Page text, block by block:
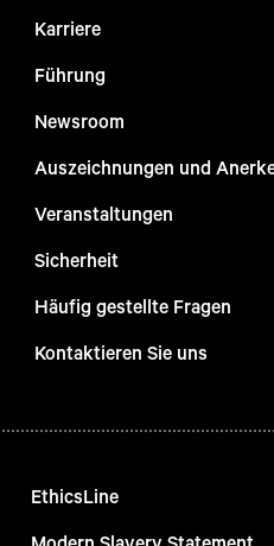
Karriere
Führung
Newsroom
Auszeichnungen und
Veranstaltungen
Sicherheit
Häufig gestellte Fragen
Kontaktieren Sie uns
EthicsLine